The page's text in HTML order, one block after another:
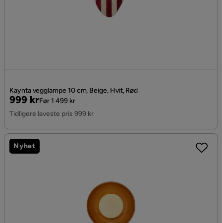
Kaynta vegglampe 10 cm, Beige, Hvit, Rød
Pris
999 kr
Original
Pris
Før 1 499 kr
Tidligere laveste pris 999 kr
Nyhet